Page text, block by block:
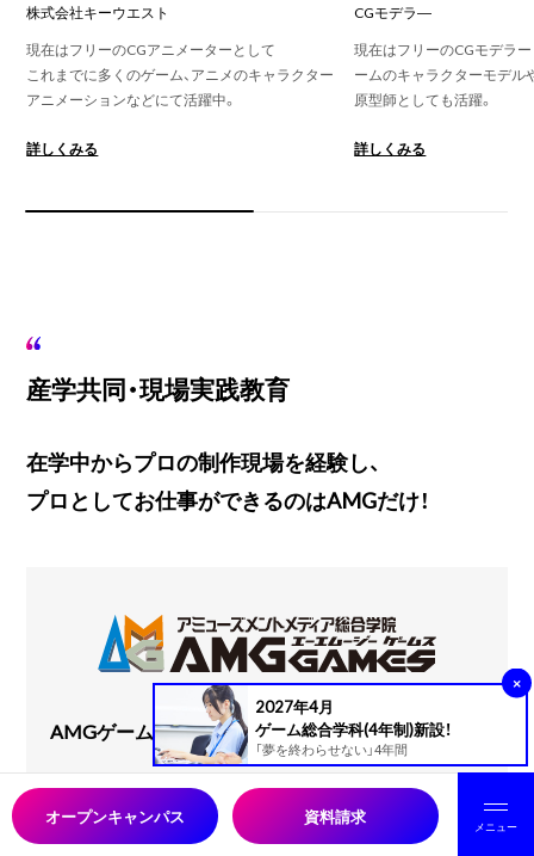
株式会社キーウエスト
現在はフリーのCGアニメーターとして
これまでに多くのゲーム、アニメのキャラクター
アニメーションなどにて活躍中。
詳しくみる
CGモデラ―
現在はフリーのCGモデラ
ームのキャラクターモデル
原型師としても活躍。
詳しくみる
産学共同・現場実践教育
在学中からプロの制作現場を経験し、
プロとしてお仕事ができるのはAMGだけ！
AMGゲームスとは
コンシューマーゲーム、ソーシャルゲーム、アプリケーシ
ョンの開発を担う事業部です。
AMG内の市販ゲームを開発・リリースする部門。プロのゲ
2027年4月
ゲーム総合学科(4年制)新設！
「夢を終わらせない」4年間
×
メニュー
オープンキャンパス 資料請求